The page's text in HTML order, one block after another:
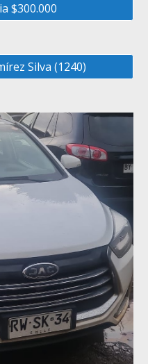
$300.000
Silva (1240)